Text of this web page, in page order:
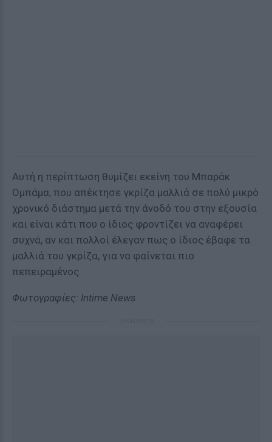
Αυτή η περίπτωση θυμίζει εκείνη του Μπαράκ
Ομπάμα, που απέκτησε γκρίζα μαλλιά σε πολύ μικρό
χρονικό διάστημα μετά την άνοδό του στην εξουσία
και είναι κάτι που ο ίδιος φροντίζει να αναφέρει
συχνά, αν και πολλοί έλεγαν πως ο ίδιος έβαφε τα
μαλλιά του γκρίζα, για να φαίνεται πιο
πεπειραμένος.
Φωτογραφίες: Intime News